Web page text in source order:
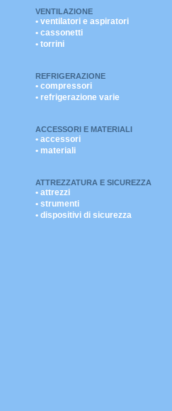
VENTILAZIONE
• ventilatori e aspiratori
• cassonetti
• torrini
REFRIGERAZIONE
• compressori
• refrigerazione varie
ACCESSORI E MATERIALI
• accessori
• materiali
ATTREZZATURA E SICUREZZA
• attrezzi
• strumenti
• dispositivi di sicurezza